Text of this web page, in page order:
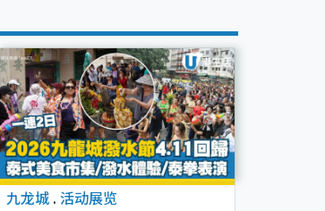
九龙城 . 活动展览